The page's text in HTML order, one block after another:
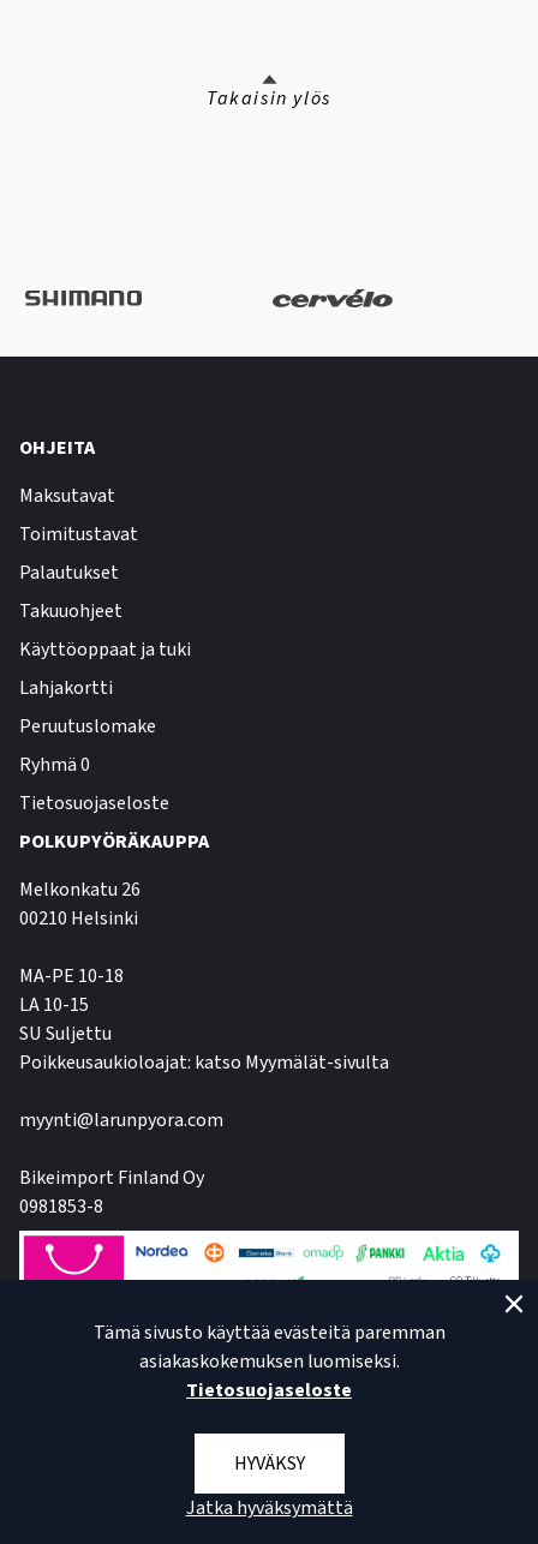
Takaisin ylös
OHJEITA
Maksutavat
Toimitustavat
Palautukset
Takuuohjeet
Käyttöoppaat ja tuki
Lahjakortti
Peruutuslomake
Ryhmä 0
Tietosuojaseloste
POLKUPYÖRÄKAUPPA
Melkonkatu 26
00210 Helsinki
MA-PE 10-18
LA 10-15
SU Suljettu
Poikkeusaukioloajat: katso Myymälät-sivulta
myynti@larunpyora.com
Bikeimport Finland Oy
0981853-8
Tämä sivusto käyttää evästeitä paremman
asiakaskokemuksen luomiseksi.
Tietosuojaseloste
HYVÄKSY
Jatka hyväksymättä